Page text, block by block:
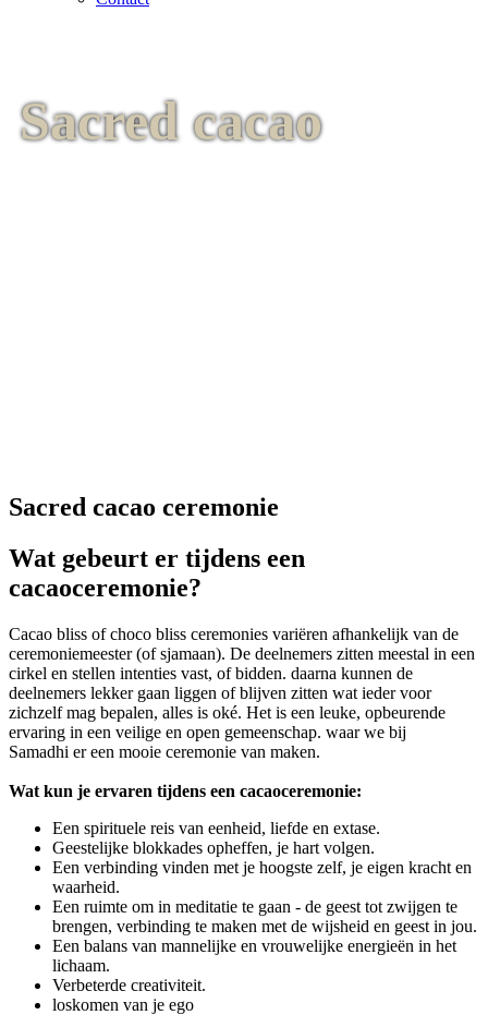
Sacred cacao
Sacred cacao ceremonie
Wat gebeurt er tijdens een
cacaoceremonie?
Cacao bliss of choco bliss ceremonies variëren afhankelijk van de
ceremoniemeester (of sjamaan). De deelnemers zitten meestal in een
cirkel en stellen intenties vast, of bidden. daarna kunnen de
deelnemers lekker gaan liggen of blijven zitten wat ieder voor
zichzelf mag bepalen, alles is oké. Het is een leuke, opbeurende
ervaring in een veilige en open gemeenschap. waar we bij
Samadhi er een mooie ceremonie van maken.
Wat kun je ervaren tijdens een cacaoceremonie:
Een spirituele reis van eenheid, liefde en extase.
Geestelijke blokkades opheffen, je hart volgen.
Een verbinding vinden met je hoogste zelf, je eigen kracht en
waarheid.
Een ruimte om in meditatie te gaan - de geest tot zwijgen te
brengen, verbinding te maken met de wijsheid en geest in jou.
Een balans van mannelijke en vrouwelijke energieën in het
lichaam.
Verbeterde creativiteit.
loskomen van je ego